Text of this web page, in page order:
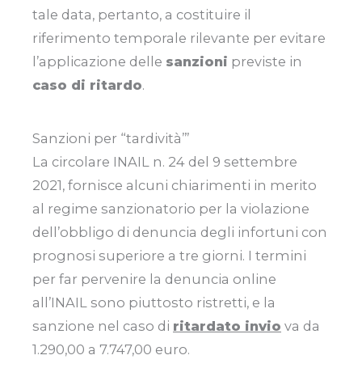
tale data, pertanto, a costituire il
riferimento temporale rilevante per evitare
l’applicazione delle sanzioni previste in
caso di ritardo.
Sanzioni per “tardività’”
La circolare INAIL n. 24 del 9 settembre
2021, fornisce alcuni chiarimenti in merito
al regime sanzionatorio per la violazione
dell’obbligo di denuncia degli infortuni con
prognosi superiore a tre giorni. I termini
per far pervenire la denuncia online
all’INAIL sono piuttosto ristretti, e la
sanzione nel caso di ritardato invio va da
1.290,00 a 7.747,00 euro.